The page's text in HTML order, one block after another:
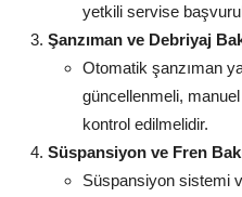
yetkili servise
Şanzıman ve Debriyaj
Otomatik şanzıman
güncellenmeli, manuel
kontrol edilmelidir.
Süspansiyon ve Fren
Süspansiyon sistemi